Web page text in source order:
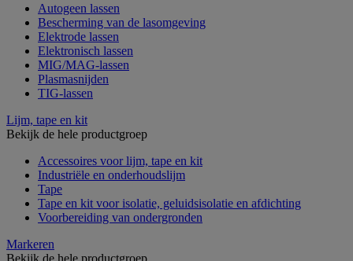
Autogeen lassen
Bescherming van de lasomgeving
Elektrode lassen
Elektronisch lassen
MIG/MAG-lassen
Plasmasnijden
TIG-lassen
Lijm, tape en kit
Bekijk de hele productgroep
Accessoires voor lijm, tape en kit
Industriële en onderhoudslijm
Tape
Tape en kit voor isolatie, geluidsisolatie en afdichting
Voorbereiding van ondergronden
Markeren
Bekijk de hele productgroep